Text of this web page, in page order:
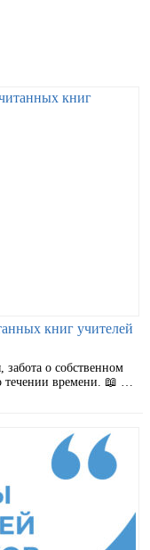
книг учителей
о собственном
течении времени. 📖 …